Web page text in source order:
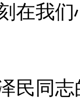
在我
民同